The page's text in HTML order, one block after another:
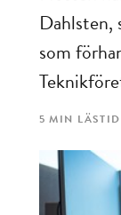
Dahlsten,
som
5 MIN